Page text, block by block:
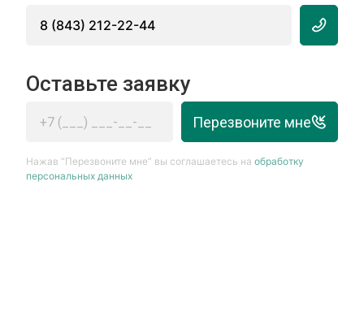
8 (843) 212-22-44
Оставьте заявку
Перезвоните мне
Нажав “Перезвоните мне” вы соглашаетесь наобработку
персональных данных